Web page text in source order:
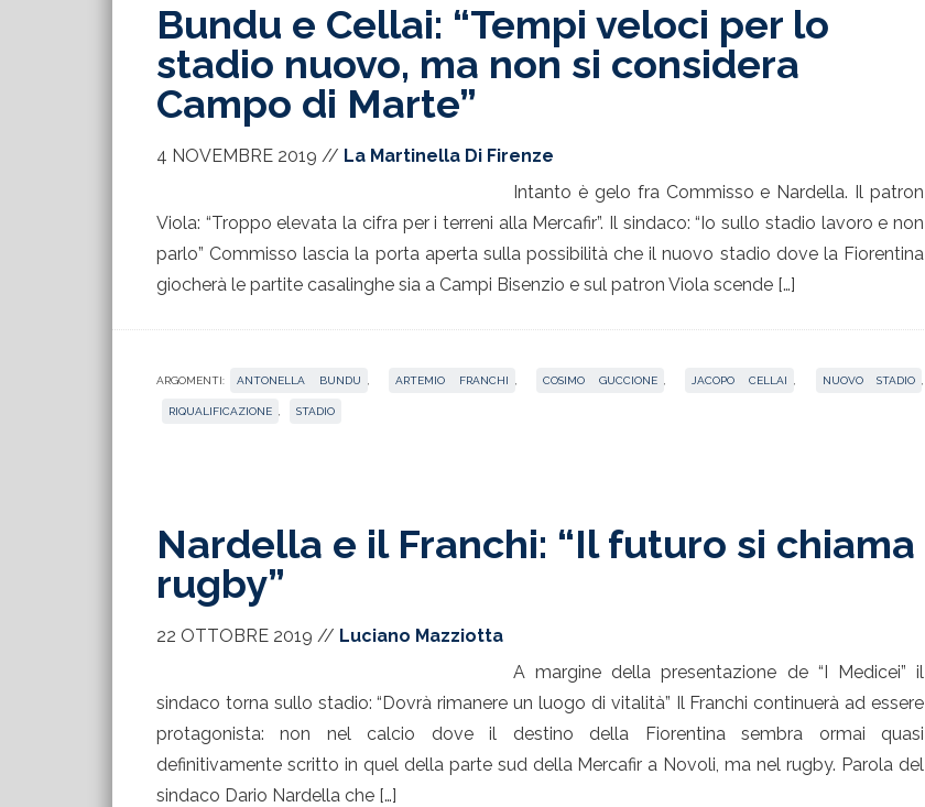
Bundu e Cellai: “Tempi veloci per lo
stadio nuovo, ma non si considera
Campo di Marte”
4 NOVEMBRE 2019 // La Martinella Di Firenze
Intanto è gelo fra Commisso e Nardella. Il patron
Viola: “Troppo elevata la cifra per i terreni alla Mercafir”. Il sindaco: “Io sullo stadio lavoro e non
parlo” Commisso lascia la porta aperta sulla possibilità che il nuovo stadio dove la Fiorentina
giocherà le partite casalinghe sia a Campi Bisenzio e sul patron Viola scende […]
ARGOMENTI: ANTONELLA BUNDU ARTEMIO FRANCHI COSIMO GUCCIONE JACOPO CELLAI NUOVO STADIO
RIQUALIFICAZIONE STADIO
Nardella e il Franchi: “Il futuro si chiama
rugby”
22 OTTOBRE 2019 // Luciano Mazziotta
A margine della presentazione de “I Medicei” il
sindaco torna sullo stadio: “Dovrà rimanere un luogo di vitalità” Il Franchi continuerà ad essere
protagonista: non nel calcio dove il destino della Fiorentina sembra ormai quasi
definitivamente scritto in quel della parte sud della Mercafir a Novoli, ma nel rugby. Parola del
sindaco Dario Nardella che […]